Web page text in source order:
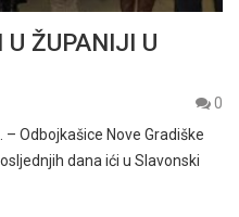
ŽUPANIJI U
0
– Odbojkašice Nove Gradiške
dana ići u Slavonski